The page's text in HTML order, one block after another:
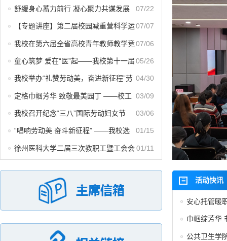
07/22
舒缓身心蓄力前行 凝心聚力共谋发展
——徐州医科大学2026年优秀教职工黄山疗
休养活动圆满落幕
07/07
【专题讲座】第二届校园减重营科学运
动专题讲座顺利举行 07/06
我校在第六届全省高校青年教师教学竞
赛中获佳绩 05/26
童心筑梦 爱在“医”起——我校第十一届
教职工亲子运动会圆满举行 04/30
我校举办“礼赞劳动美，奋进新征程”劳
模精神宣讲会 03/09
定格巾帼芳华 致敬最美园丁 ——校工
会组织教职工摄影协会开展“三八”节女教工形
象照拍摄活动
03/06
我校召开纪念“三八”国际劳动妇女节
116周年座谈会 01/15
“唱响劳动美 奋斗新征程” ——我校选
手在迎新年全市职工歌手大赛喜获佳绩01/11
徐州医科大学二届三次教职工暨工会会
活动快讯
安心托管暖
托管暖心服
巾帼绽芳华
公共卫生学